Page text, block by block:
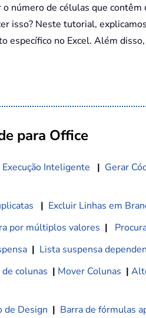
número de células que
isso? Neste tutorial,
no Excel. Além
para Office
Execução Inteligente | Gerar
| Excluir Linhas em
por múltiplos valores |
| Lista suspensa
colunas | Mover Colunas |
de Design | Barra de fórmulas